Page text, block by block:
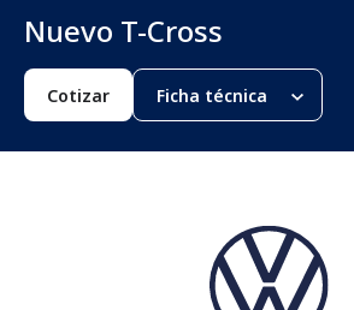
Nuevo T-Cross
Cotizar Ficha técnica